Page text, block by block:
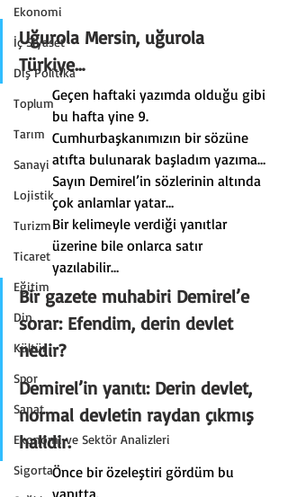
Ekonomi
İç Siyaset
Dış Politika
Toplum
Tarım
Sanayi
Lojistik
Turizm
Ticaret
Eğitim
Din
Kültür
Spor
Sanat
Ekonomi ve Sektör Analizleri
Sigorta
Uğurola Mersin, uğurola
Türkiye…
Geçen haftaki yazımda olduğu gibi
bu hafta yine 9.
Cumhurbaşkanımızın bir sözüne
atıfta bulunarak başladım yazıma…
Sayın Demirel’in sözlerinin altında
çok anlamlar yatar…
Bir kelimeyle verdiği yanıtlar
üzerine bile onlarca satır
yazılabilir…
Bir gazete muhabiri Demirel’e
sorar: Efendim, derin devlet
nedir?
Demirel’in yanıtı: Derin devlet,
normal devletin raydan çıkmış
halidir.
Önce bir özeleştiri gördüm bu
yanıtta.